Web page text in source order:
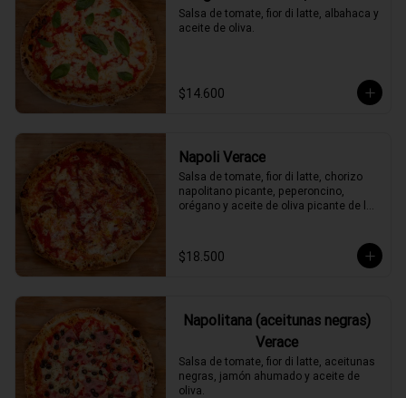
Salsa de tomate, fior di latte, albahaca y
aceite de oliva.
$14.600
Napoli Verace
Salsa de tomate, fior di latte, chorizo
napolitano picante, peperoncino,
orégano y aceite de oliva picante de la
$18.500
Napolitana (aceitunas negras)
Verace
Salsa de tomate, fior di latte, aceitunas
negras, jamón ahumado y aceite de
oliva.